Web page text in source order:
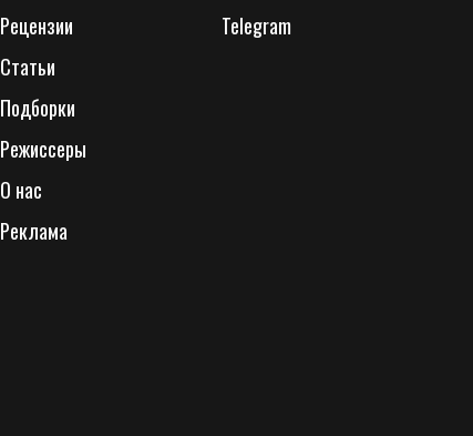
Рецензии
Статьи
Подборки
Режиссеры
О нас
Реклама
Telegram